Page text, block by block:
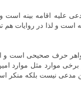
علیه اقامه بینه
است و لذا در روایات
حرف صحیحی است و
موارد مثل موارد
نیست بلکه منکر